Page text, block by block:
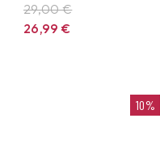
29,00 €
26,99€
10%